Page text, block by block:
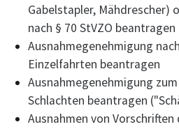
Gabelstapler, Mähdrescher)
nach § 70 StVZO beantragen
Ausnahmegenehmigung
Einzelfahrten beantragen
Ausnahmegenehmigung
Schlachten beantragen
Ausnahmen von Vorschriften